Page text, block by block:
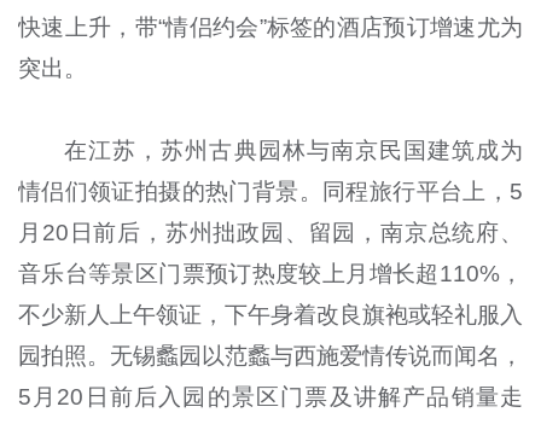
快速上升，带“情侣约会”标签的酒店预订增速尤为
突出。
在江苏，苏州古典园林与南京民国建筑成为
情侣们领证拍摄的热门背景。同程旅行平台上，5
月20日前后，苏州拙政园、留园，南京总统府、
音乐台等景区门票预订热度较上月增长超110%，
不少新人上午领证，下午身着改良旗袍或轻礼服入
园拍照。无锡蠡园以范蠡与西施爱情传说而闻名，
5月20日前后入园的景区门票及讲解产品销量走